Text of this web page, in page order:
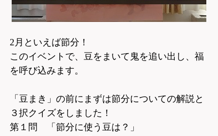
2月といえば節分！
このイベントで、豆をまいて鬼を追い出し、福
を呼び込みます。
「豆まき」の前にまずは節分についての解説と
３択クイズをしました！
第１問 「節分に使う豆は？」